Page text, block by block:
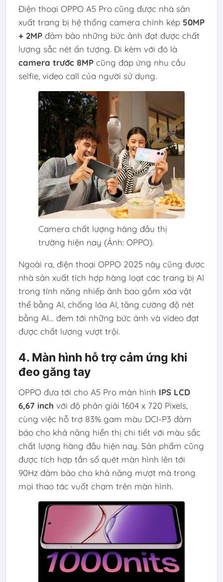
Điện thoại OPPO A5 Pro cũng được nhà sản
xuất trang bị hệ thống camera chính kép 50MP
+ 2MPđảm bảo những bức ảnh đạt được chất
lượng sắc nét ấn tượng. Đi kèm với đó là
camera trước 8MPcũng đáp ứng nhu cầu
selfie, video call của người sử dụng.
Camera chất lượng hàng đầu thị
trường hiện nay (Ảnh: OPPO).
Ngoài ra, điện thoại OPPO 2025 này cũng được
nhà sản xuất tích hợp hàng loạt các trang bị AI
trong tính năng nhiếp ảnh bao gồm xóa vật
thể bằng AI, chống lóa AI, tăng cường độ nét
bằng AI… đem tới những bức ảnh và video đạt
được chất lượng vượt trội.
4. Màn hình hỗ trợ cảm ứng khi
đeo găng tay
OPPO đưa tới cho A5 Pro màn hình IPS LCD
6,67 inch với độ phân giải 1604 x 720 Pixels,
cùng việc hỗ trợ 83% gam màu DCI-P3 đảm
bảo cho khả năng hiển thị chi tiết với màu sắc
chất lượng hàng đầu hiện nay. Sản phẩm cũng
được tích hợp tần số quét màn hình lên tới
90Hz đảm bảo cho khả năng mượt mà trong
mọi thao tác vuốt chạm trên màn hình.